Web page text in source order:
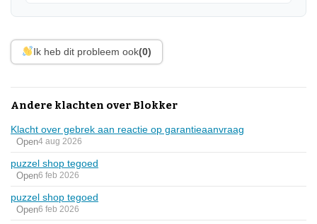
Ik heb dit probleem ook(0)
Andere klachten over Blokker
Klacht over gebrek aan reactie op garantieaanvraag
Open4 aug 2026
puzzel shop tegoed
Open6 feb 2026
puzzel shop tegoed
Open6 feb 2026